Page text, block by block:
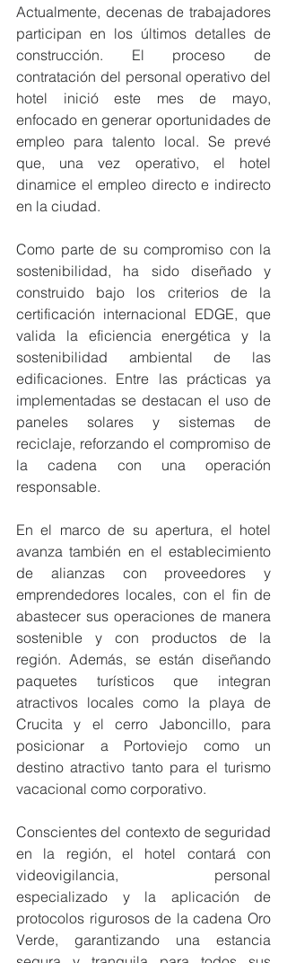
Actualmente, decenas de trabajadores
participan en los últimos detalles de
construcción. El proceso de
contratación del personal operativo del
hotel inició este mes de mayo,
enfocado en generar oportunidades de
empleo para talento local. Se prevé
que, una vez operativo, el hotel
dinamice el empleo directo e indirecto
en la ciudad.
Como parte de su compromiso con la
sostenibilidad, ha sido diseñado y
construido bajo los criterios de la
certificación internacional EDGE, que
valida la eficiencia energética y la
sostenibilidad ambiental de las
edificaciones. Entre las prácticas ya
implementadas se destacan el uso de
paneles solares y sistemas de
reciclaje, reforzando el compromiso de
la cadena con una operación
responsable.
En el marco de su apertura, el hotel
avanza también en el establecimiento
de alianzas con proveedores y
emprendedores locales, con el fin de
abastecer sus operaciones de manera
sostenible y con productos de la
región. Además, se están diseñando
paquetes turísticos que integran
atractivos locales como la playa de
Crucita y el cerro Jaboncillo, para
posicionar a Portoviejo como un
destino atractivo tanto para el turismo
vacacional como corporativo.
Conscientes del contexto de seguridad
en la región, el hotel contará con
videovigilancia, personal
especializado y la aplicación de
protocolos rigurosos de la cadena Oro
Verde, garantizando una estancia